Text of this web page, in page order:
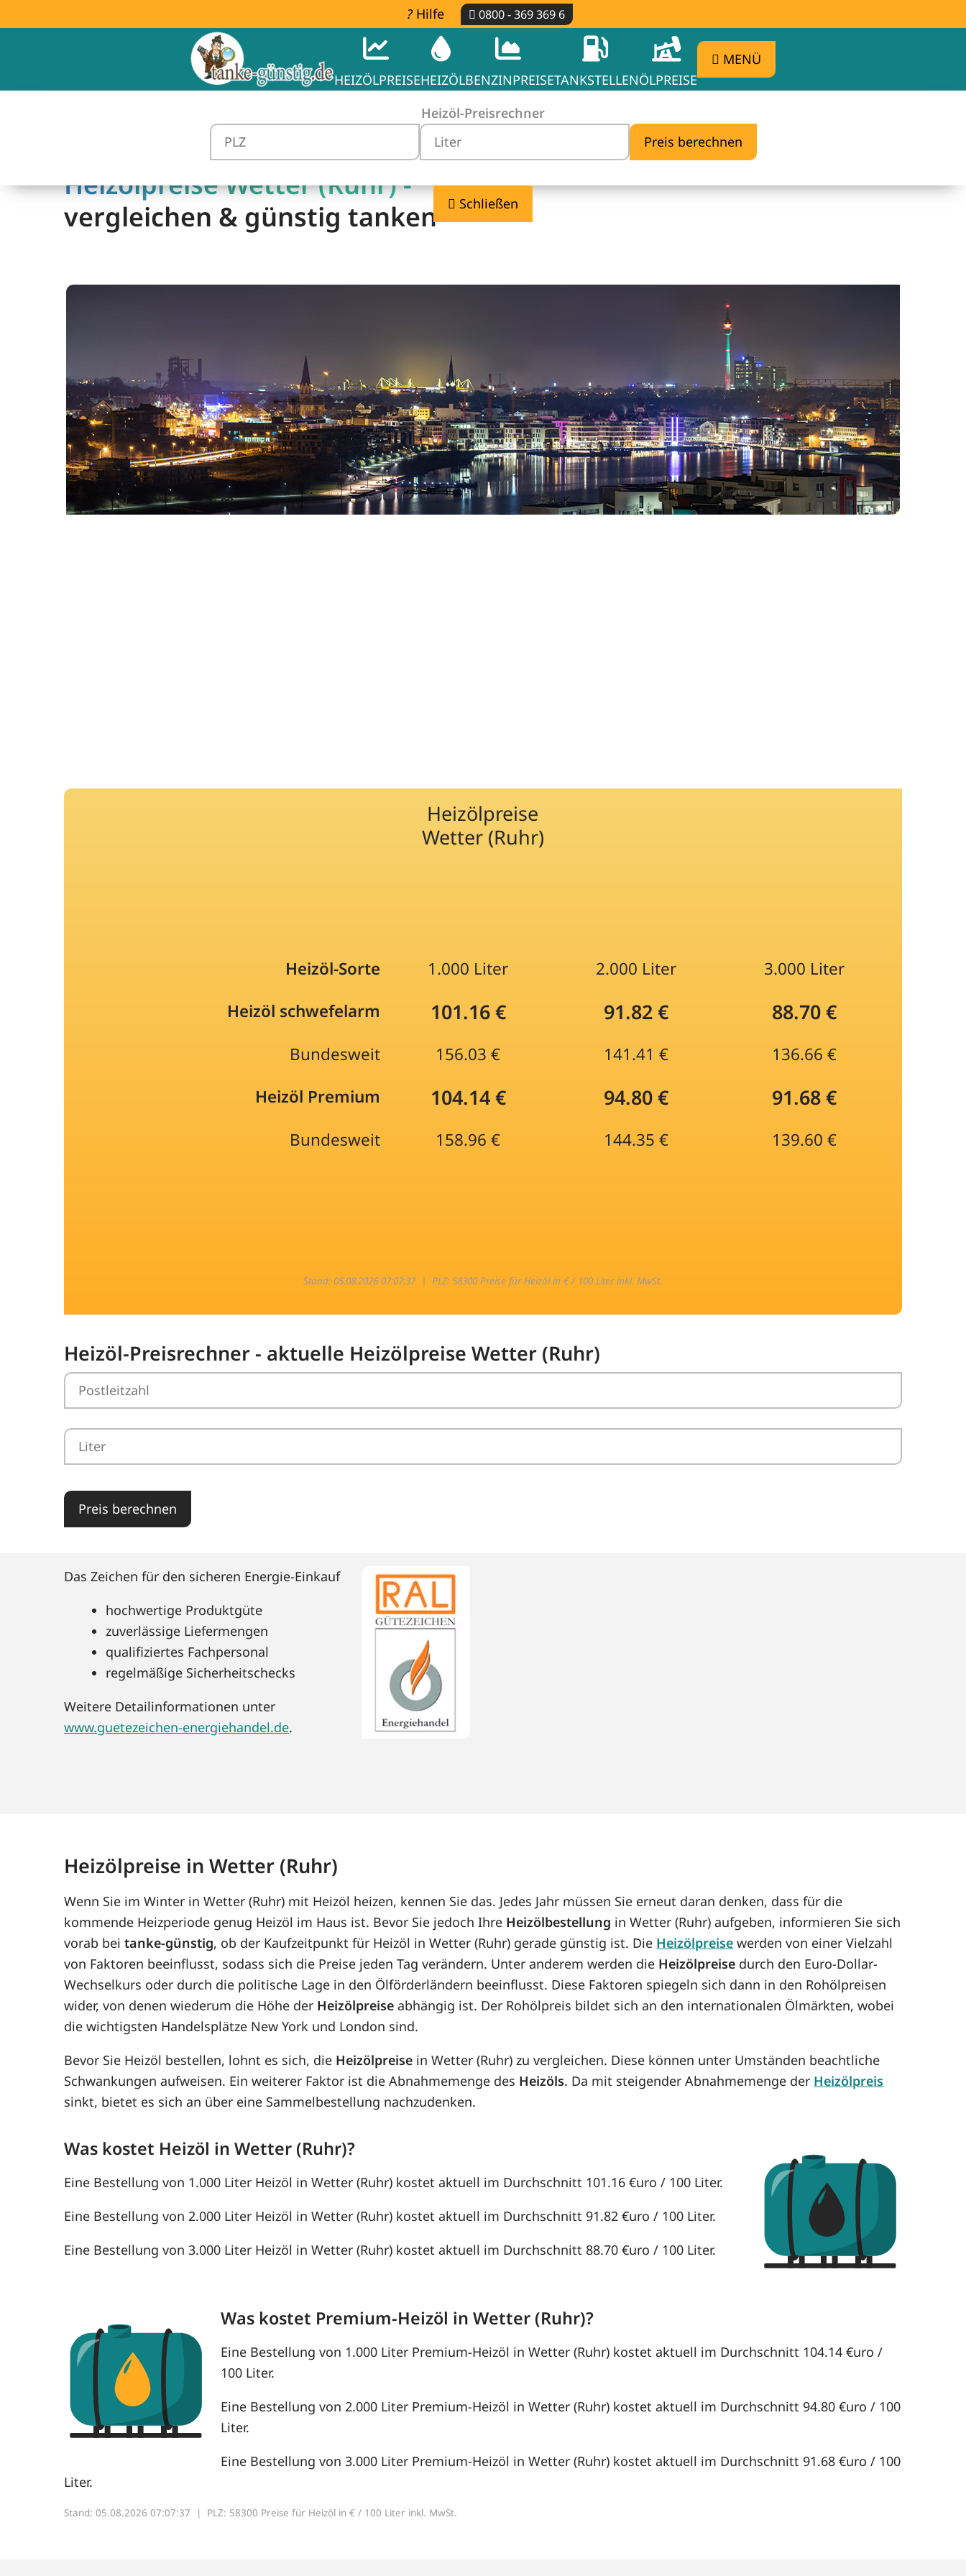
Hilfe 0800 - 369 369 6
HEIZÖLPREISEHEIZÖLBENZINPREISETANKSTELLENÖLPREISE
MENÜ
Heizöl-Preisrechner
Schließen
Heizölpreise Wetter (Ruhr) -
vergleichen & günstig tanken
Heizölpreise
Wetter (Ruhr)
Heizöl-Sorte 1.000 Liter 2.000 Liter
3.000 Liter
Heizöl schwefelarm
101.16 € 91.82 € 88.70 €
Bundesweit 156.03 € 141.41 €
136.66 €
Heizöl Premium
104.14 € 94.80 € 91.68 €
Bundesweit 158.96 € 144.35 € 139.60 €
Stand: 05.08.2026 07:07:37 |PLZ: 58300 Preise für Heizöl in € / 100 Liter inkl. MwSt.
Heizöl-Preisrechner - aktuelle Heizölpreise Wetter (Ruhr)
Preis berechnen
Das Zeichen für den sicheren Energie-Einkauf
hochwertige Produktgüte
zuverlässige Liefermengen
qualifiziertes Fachpersonal
regelmäßige Sicherheitschecks
Weitere Detailinformationen unter
www.guetezeichen-energiehandel.de.
Heizölpreise in Wetter (Ruhr)
Wenn Sie im Winter in Wetter (Ruhr) mit Heizöl heizen, kennen Sie das. Jedes Jahr müssen Sie erneut daran denken, dass für die
kommende Heizperiode genug Heizöl im Haus ist. Bevor Sie jedoch Ihre Heizölbestellung in Wetter (Ruhr) aufgeben, informieren Sie sich
vorab beitanke-günstig, ob der Kaufzeitpunkt für Heizöl in Wetter (Ruhr) gerade günstig ist. Die Heizölpreise werden von einer Vielzahl
von Faktoren beeinflusst, sodass sich die Preise jeden Tag verändern. Unter anderem werden die Heizölpreise durch den Euro-Dollar-
Wechselkurs oder durch die politische Lage in den Ölförderländern beeinflusst. Diese Faktoren spiegeln sich dann in den Rohölpreisen
wider, von denen wiederum die Höhe der Heizölpreise abhängig ist. Der Rohölpreis bildet sich an den internationalen Ölmärkten, wobei
die wichtigsten Handelsplätze New York und London sind.
Bevor Sie Heizöl bestellen, lohnt es sich, die Heizölpreise in Wetter (Ruhr) zu vergleichen. Diese können unter Umständen beachtliche
Schwankungen aufweisen. Ein weiterer Faktor ist die Abnahmemenge des Heizöls. Da mit steigender Abnahmemenge der Heizölpreis
sinkt, bietet es sich an über eine Sammelbestellung nachzudenken.
Was kostet Heizöl in Wetter (Ruhr)?
Eine Bestellung von 1.000 Liter Heizöl in Wetter (Ruhr) kostet aktuell im Durchschnitt 101.16 €uro / 100 Liter.
Eine Bestellung von 2.000 Liter Heizöl in Wetter (Ruhr) kostet aktuell im Durchschnitt 91.82 €uro / 100 Liter.
Eine Bestellung von 3.000 Liter Heizöl in Wetter (Ruhr) kostet aktuell im Durchschnitt 88.70 €uro / 100 Liter.
Was kostet Premium-Heizöl in Wetter (Ruhr)?
Eine Bestellung von 1.000 Liter Premium-Heizöl in Wetter (Ruhr) kostet aktuell im Durchschnitt 104.14 €uro /
100 Liter.
Eine Bestellung von 2.000 Liter Premium-Heizöl in Wetter (Ruhr) kostet aktuell im Durchschnitt 94.80 €uro / 100
Liter.
Eine Bestellung von 3.000 Liter Premium-Heizöl in Wetter (Ruhr) kostet aktuell im Durchschnitt 91.68 €uro / 100
Liter.
Stand: 05.08.2026 07:07:37 | PLZ: 58300 Preise für Heizöl in € / 100 Liter inkl. MwSt.